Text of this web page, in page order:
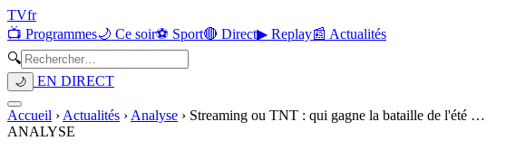
TVfr
📺 Programmes🌙 Ce soir⚽ Sport🔴 Direct▶ Replay📰 Actualités
🔍
🌙 EN DIRECT
Accueil › Actualités › Analyse › Streaming ou TNT : qui gagne la bataille de l'été …
ANALYSE